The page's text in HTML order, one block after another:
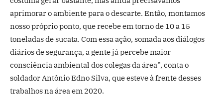
aprimorar o ambiente para o descarte. Então, montamos
nosso próprio ponto, que recebe em torno de 10 a 15
toneladas de sucata. Com essa ação, somada aos diálogos
diários de segurança, a gente já percebe maior
consciência ambiental dos colegas da área”, conta o
soldador Antônio Edno Silva, que esteve à frente desses
trabalhos na área em 2020.